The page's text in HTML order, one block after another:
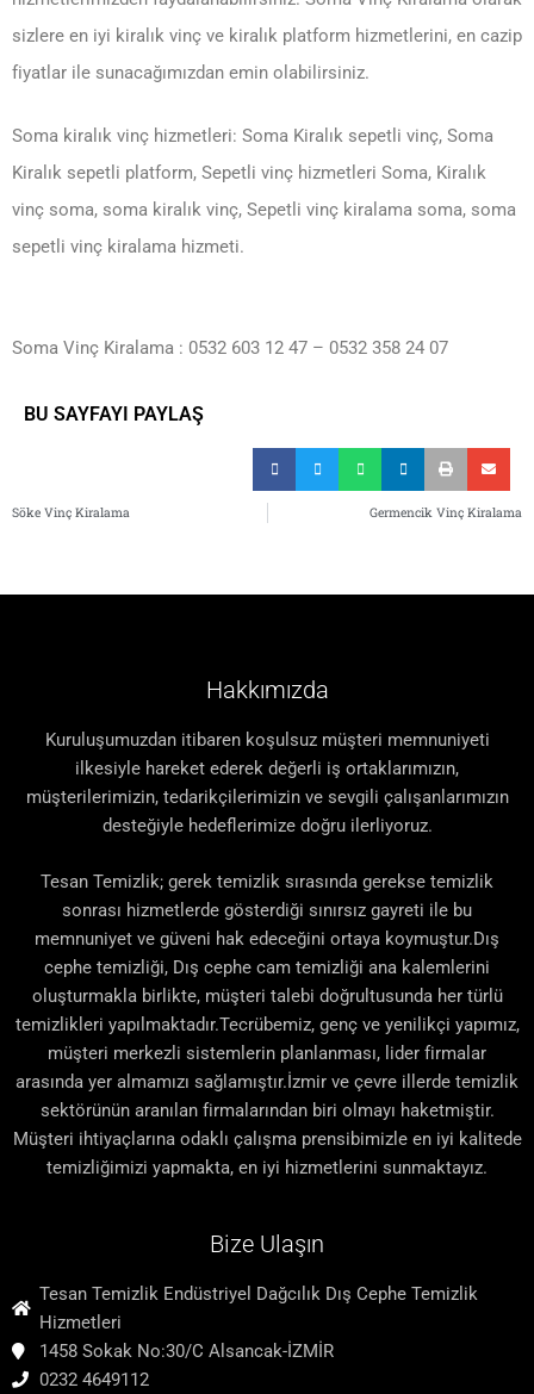
sizlere en iyi kiralık vinç ve kiralık platform hizmetlerini, en cazip
fiyatlar ile sunacağımızdan emin olabilirsiniz.
Soma kiralık vinç hizmetleri: Soma Kiralık sepetli vinç, Soma
Kiralık sepetli platform, Sepetli vinç hizmetleri Soma, Kiralık
vinç soma, soma kiralık vinç, Sepetli vinç kiralama soma, soma
sepetli vinç kiralama hizmeti.
Soma Vinç Kiralama : 0532 603 12 47 – 0532 358 24 07
BU SAYFAYI PAYLAŞ
Söke Vinç Kiralama Germencik Vinç Kiralama
Hakkımızda
Kuruluşumuzdan itibaren koşulsuz müşteri memnuniyeti
ilkesiyle hareket ederek değerli iş ortaklarımızın,
müşterilerimizin, tedarikçilerimizin ve sevgili çalışanlarımızın
desteğiyle hedeflerimize doğru ilerliyoruz.
Tesan Temizlik; gerek temizlik sırasında gerekse temizlik
sonrası hizmetlerde gösterdiği sınırsız gayreti ile bu
memnuniyet ve güveni hak edeceğini ortaya koymuştur.Dış
cephe temizliği, Dış cephe cam temizliği ana kalemlerini
oluşturmakla birlikte, müşteri talebi doğrultusunda her türlü
temizlikleri yapılmaktadır.Tecrübemiz, genç ve yenilikçi yapımız,
müşteri merkezli sistemlerin planlanması, lider firmalar
arasında yer almamızı sağlamıştır.İzmir ve çevre illerde temizlik
sektörünün aranılan firmalarından biri olmayı haketmiştir.
Müşteri ihtiyaçlarına odaklı çalışma prensibimizle en iyi kalitede
temizliğimizi yapmakta, en iyi hizmetlerini sunmaktayız.
Bize Ulaşın
Tesan Temizlik Endüstriyel Dağcılık Dış Cephe Temizlik
Hizmetleri
1458 Sokak No:30/C Alsancak-İZMİR
0232 4649112